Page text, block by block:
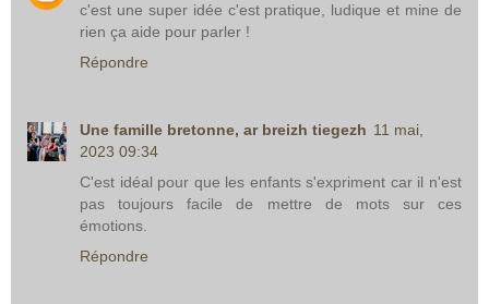
c'est une super idée c'est pratique, ludique et mine de
rien ça aide pour parler !
Répondre
Une famille bretonne, ar breizh tiegezh 11 mai,
2023 09:34
C'est idéal pour que les enfants s'expriment car il n'est
pas toujours facile de mettre de mots sur ces
émotions.
Répondre